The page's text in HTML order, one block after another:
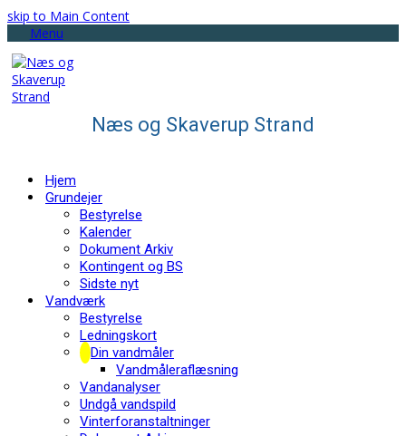
skip to Main Content
Menu
Næs og Skaverup Strand
Hjem
Grundejer
Bestyrelse
Kalender
Dokument Arkiv
Kontingent og BS
Sidste nyt
Vandværk
Bestyrelse
Ledningskort
Din vandmåler
Vandmåleraflæsning
Vandanalyser
Undgå vandspild
Vinterforanstaltninger